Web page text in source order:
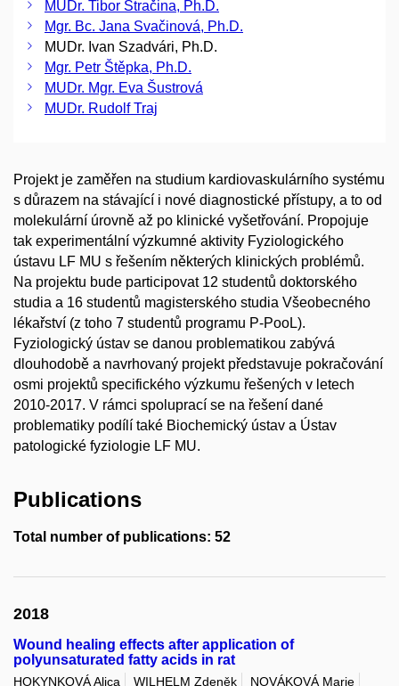
MUDr. Tibor Stračina, Ph.D.
Mgr. Bc. Jana Svačinová, Ph.D.
MUDr. Ivan Szadvári, Ph.D.
Mgr. Petr Štěpka, Ph.D.
MUDr. Mgr. Eva Šustrová
MUDr. Rudolf Traj
Projekt je zaměřen na studium kardiovaskulárního systému
s důrazem na stávající i nové diagnostické přístupy, a to od
molekulární úrovně až po klinické vyšetřování. Propojuje
tak experimentální výzkumné aktivity Fyziologického
ústavu LF MU s řešením některých klinických problémů.
Na projektu bude participovat 12 studentů doktorského
studia a 16 studentů magisterského studia Všeobecného
lékařství (z toho 7 studentů programu P-PooL).
Fyziologický ústav se danou problematikou zabývá
dlouhodobě a navrhovaný projekt představuje pokračování
osmi projektů specifického výzkumu řešených v letech
2010-2017. V rámci spoluprací se na řešení dané
problematiky podílí také Biochemický ústav a Ústav
patologické fyziologie LF MU.
Publications
Total number of publications: 52
2018
Wound healing effects after application of
polyunsaturated fatty acids in rat
HOKYNKOVÁ Alica WILHELM Zdeněk
NOVÁKOVÁ Marie